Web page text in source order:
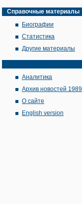
Справочные материалы
Биографии
Статистика
Другие материалы
Аналитика
Архив новостей
О сайте
English version